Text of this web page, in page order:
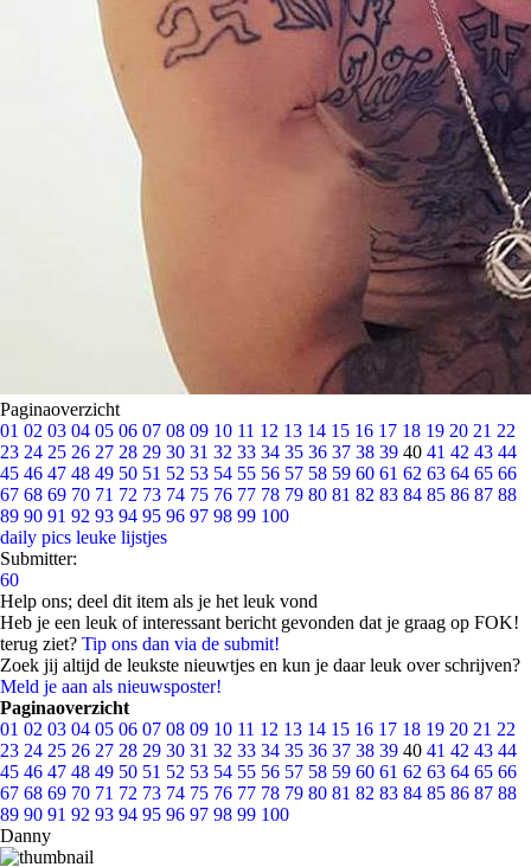
Paginaoverzicht
01 02 03 04 05 06 07 08 09 10 11 12 13 14 15 16 17 18 19 20 21 22
23 24 25 26 27 28 29 30 31 32 33 34 35 36 37 38 39 40 41 42 43 44
45 46 47 48 49 50 51 52 53 54 55 56 57 58 59 60 61 62 63 64 65 66
67 68 69 70 71 72 73 74 75 76 77 78 79 80 81 82 83 84 85 86 87 88
89 90 91 92 93 94 95 96 97 98 99 100
daily pics leuke lijstjes
Submitter:
60
Help ons; deel dit item als je het leuk vond
Heb je een leuk of interessant bericht gevonden dat je graag op FOK!
terug ziet? Tip ons dan via de submit!
Zoek jij altijd de leukste nieuwtjes en kun je daar leuk over schrijven?
Meld je aan als nieuwsposter!
Paginaoverzicht
01 02 03 04 05 06 07 08 09 10 11 12 13 14 15 16 17 18 19 20 21 22
23 24 25 26 27 28 29 30 31 32 33 34 35 36 37 38 39 40 41 42 43 44
45 46 47 48 49 50 51 52 53 54 55 56 57 58 59 60 61 62 63 64 65 66
67 68 69 70 71 72 73 74 75 76 77 78 79 80 81 82 83 84 85 86 87 88
89 90 91 92 93 94 95 96 97 98 99 100
Danny